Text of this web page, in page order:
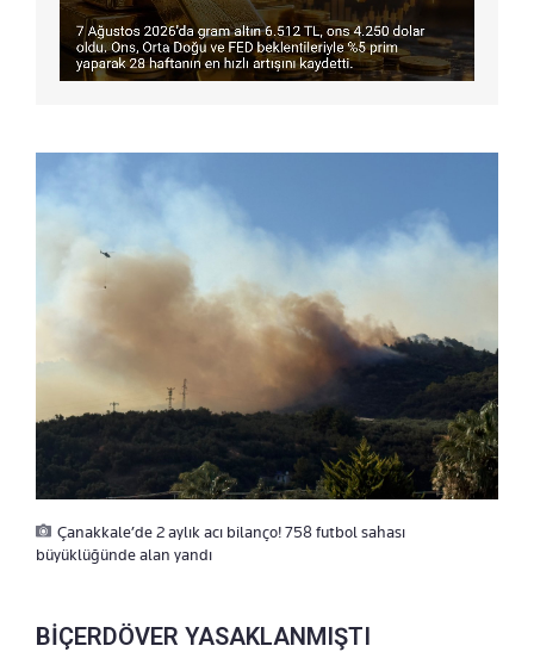
Çanakkale’de 2 aylık acı bilanço! 758 futbol sahası
büyüklüğünde alan yandı
BİÇERDÖVER YASAKLANMIŞTI